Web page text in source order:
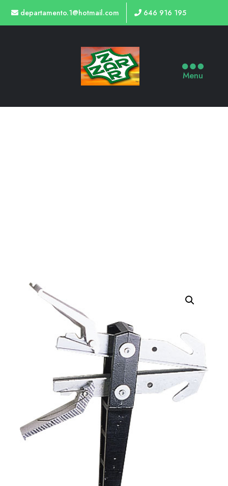
departamento.1@hotmail.com 646 916 195
Menu